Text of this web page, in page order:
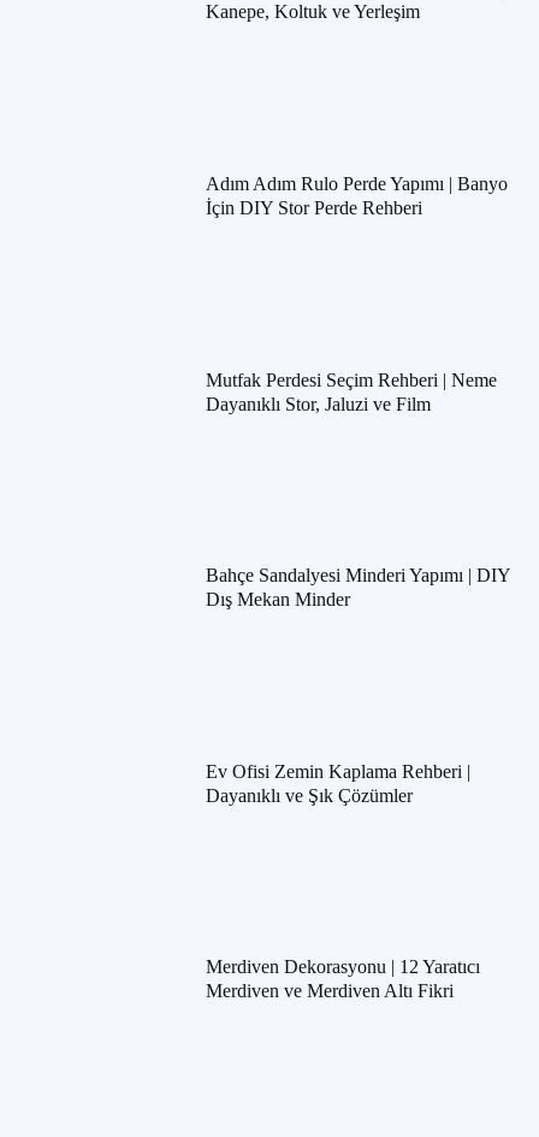
Kanepe, Koltuk ve Yerleşim
Adım Adım Rulo Perde Yapımı | Banyo
İçin DIY Stor Perde Rehberi
Mutfak Perdesi Seçim Rehberi | Neme
Dayanıklı Stor, Jaluzi ve Film
Bahçe Sandalyesi Minderi Yapımı | DIY
Dış Mekan Minder
Ev Ofisi Zemin Kaplama Rehberi |
Dayanıklı ve Şık Çözümler
Merdiven Dekorasyonu | 12 Yaratıcı
Merdiven ve Merdiven Altı Fikri